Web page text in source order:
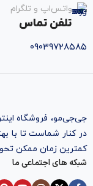
واتس‌اپ و تلگرام
تلفن تماس
۰۹۰۳۹۷۲۸۵۸۵
در کنار شماست تا با
کمترین زمان ممکن
شبکه های اجتماعی ما